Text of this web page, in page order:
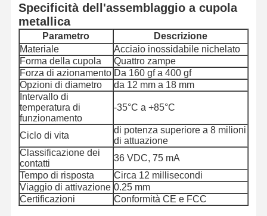
Specificità dell'assemblaggio a cupola
metallica
Parametro
Descrizione
Materiale
Acciaio inossidabile nichelato
Forma della cupola
Quattro zampe
Forza di azionamento Da 160 gf a 400 gf
Opzioni di diametro
da 12 mm a 18 mm
Intervallo di
temperatura di
funzionamento
-35°C a +85°C
Ciclo di vita
di potenza superiore a 8 milioni
di attuazione
Classificazione dei
contatti
36 VDC, 75 mA
Tempo di risposta
Circa 12 millisecondi
Viaggio di attivazione 0.25 mm
Certificazioni
Conformità CE e FCC